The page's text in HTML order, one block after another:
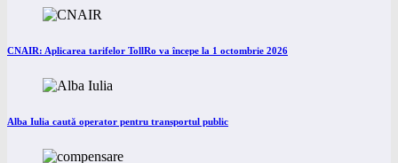
CNAIR: Aplicarea tarifelor TollRo va începe la 1 octombrie 2026
Alba Iulia caută operator pentru transportul public